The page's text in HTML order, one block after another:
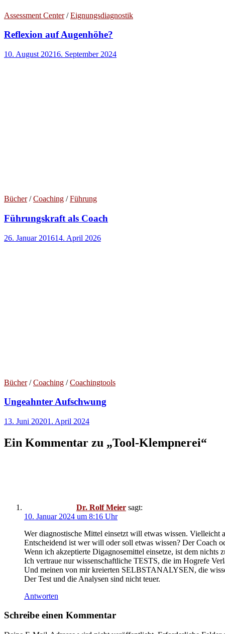
Assessment Center/Eignungsdiagnostik
Reflexion auf Augenhöhe?
10. August 20216. September 2024
Bücher/Coaching /Führung
Führungskraft als Coach
26. Januar 201614. April 2026
Bücher/Coaching /Coachingtools
Ungeahnter Aufschwung
13. Juni 20201. April 2024
Ein Kommentar zu „Tool-Klempnerei“
Dr. Rolf Meier sagt:
10. Januar 2024 um 8:16 Uhr
Wer diagnostische Mittel einsetzt will etwas wissen. Vielleicht
Entscheidend ist wer will oder soll etwas wissen? Der Coach
Wenn ich akzeptierte Digagnosemittel einsetze, ist dem nichts
Ich vertraue nur wissenschaftliche TESTS, die im Hogrefe
Und meinen von mir kreierten SELBSTANALYSEN, die
Der Test und die Analysen sind nicht teuer.
Antworten
Schreibe einen Kommentar